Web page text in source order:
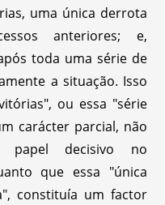
uma única derrota
anteriores; e,
toda uma série de
a situação. Isso
ou essa "série
carácter parcial, não
papel decisivo no
que essa "única
constituía um factor